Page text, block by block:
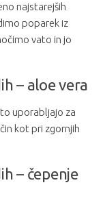
najstarejših
poparek iz
vato in jo
– aloe vera
uporabljajo za
kot pri zgornjih
– čepenje